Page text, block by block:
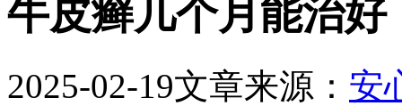
牛皮癣几个月能治好
2025-02-19文章来源： 安